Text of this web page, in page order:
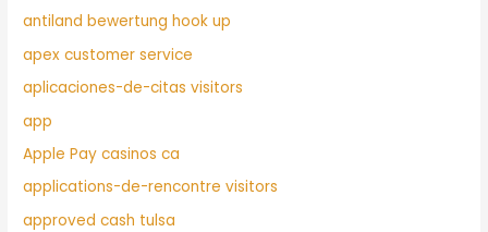
antiland bewertung hook up
apex customer service
aplicaciones-de-citas visitors
app
Apple Pay casinos ca
applications-de-rencontre visitors
approved cash tulsa